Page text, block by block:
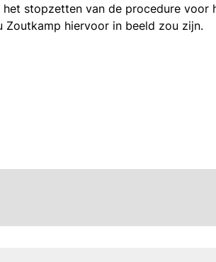
stopzetten van de procedure voor
Zoutkamp hiervoor in beeld zou zijn.